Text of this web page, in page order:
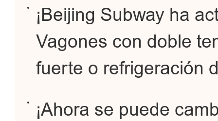
¡Beijing Subway ha
Vagones con doble
fuerte o refrigeración
¡Ahora se puede